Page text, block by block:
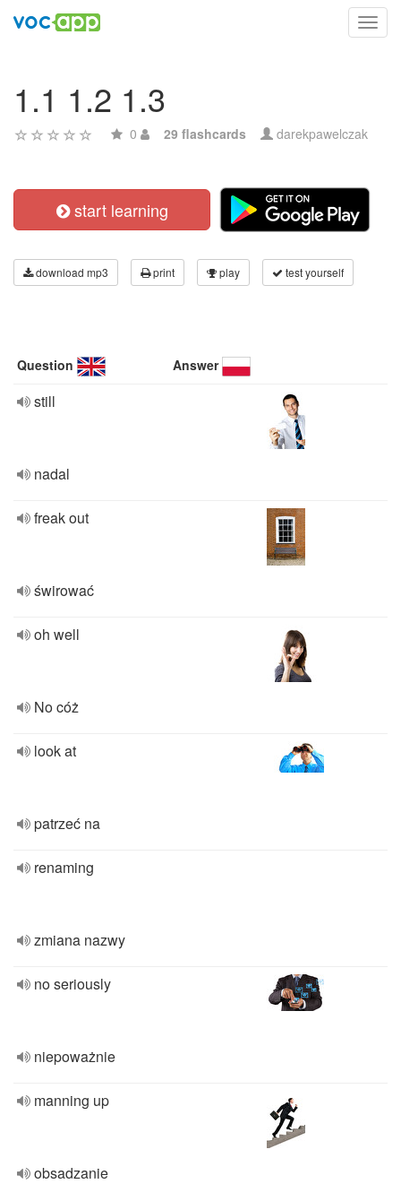
1.1 1.2 1.3
0 29 flashcards darekpawelczak
start learning
download mp3 print play test yourself
Question Answer
still
nadal
freak out
świrować
oh well
No cóż
look at
patrzeć na
renaming
zmiana nazwy
no seriously
niepoważnie
manning up
obsadzanie